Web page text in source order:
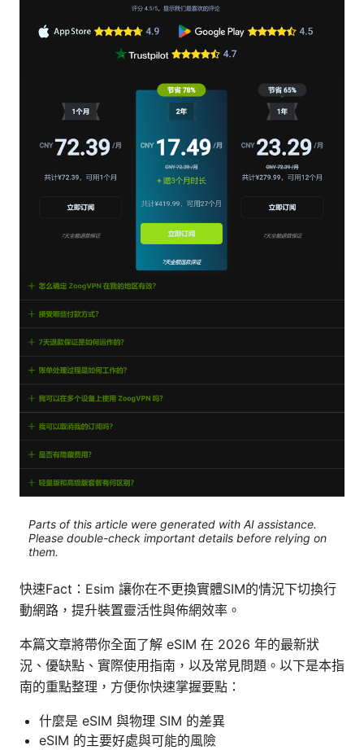
Parts of this article were generated with AI assistance.
Please double-check important details before relying on
them.
快速Fact：Esim 讓你在不更換實體SIM的情況下切換行
動網路，提升裝置靈活性與佈網效率。
本篇文章將帶你全面了解 eSIM 在 2026 年的最新狀
況、優缺點、實際使用指南，以及常見問題。以下是本指
南的重點整理，方便你快速掌握要點：
什麼是 eSIM 與物理 SIM 的差異
eSIM 的主要好處與可能的風險